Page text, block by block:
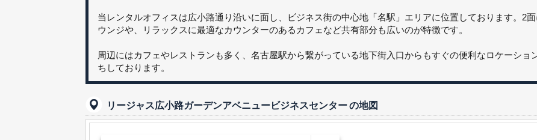
当レンタルオフィスは広小路通り沿いに面し、ビジネス街の中心地「名駅」エリアに位置しております。2
ウンジや、リラックスに最適なカウンターのあるカフェなど共有部分も広いのが特徴です。
周辺にはカフェやレストランも多く、名古屋駅から繋がっている地下街入口からもすぐの便利なロケーシ
ちしております。
リージャス広小路ガーデンアベニュービジネスセンターの地図